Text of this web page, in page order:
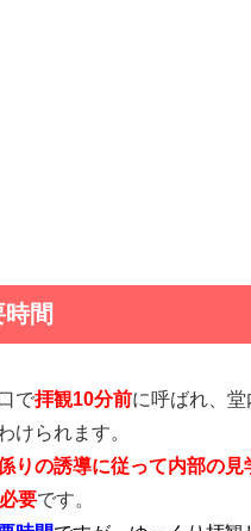
間
で拝観10分前に呼ばれ、堂
けられます。
りの誘導に従って内部の見
要です。